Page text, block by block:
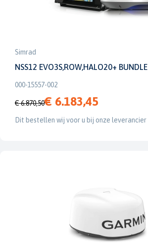
Simrad
NSS12 EVO3S,ROW,HALO20+ BUNDLE
000-15557-002
€ 6.870,50€ 6.183,45
Dit bestellen wij voor u bij onze leverancier